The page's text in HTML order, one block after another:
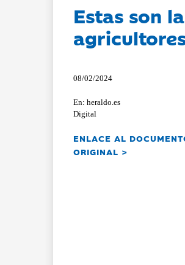
Estas son
08/02/2024
En: heraldo.es
Digital
ENLACE AL
ORIGINAL >